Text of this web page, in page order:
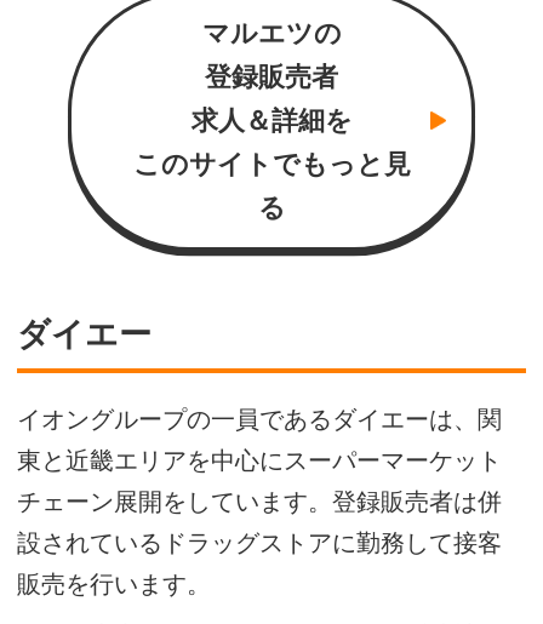
マルエツの
登録販売者
求人＆詳細を
このサイトでもっと見
る
ダイエー
イオングループの一員であるダイエーは、関
東と近畿エリアを中心にスーパーマーケット
チェーン展開をしています。登録販売者は併
設されているドラッグストアに勤務して接客
販売を行います。